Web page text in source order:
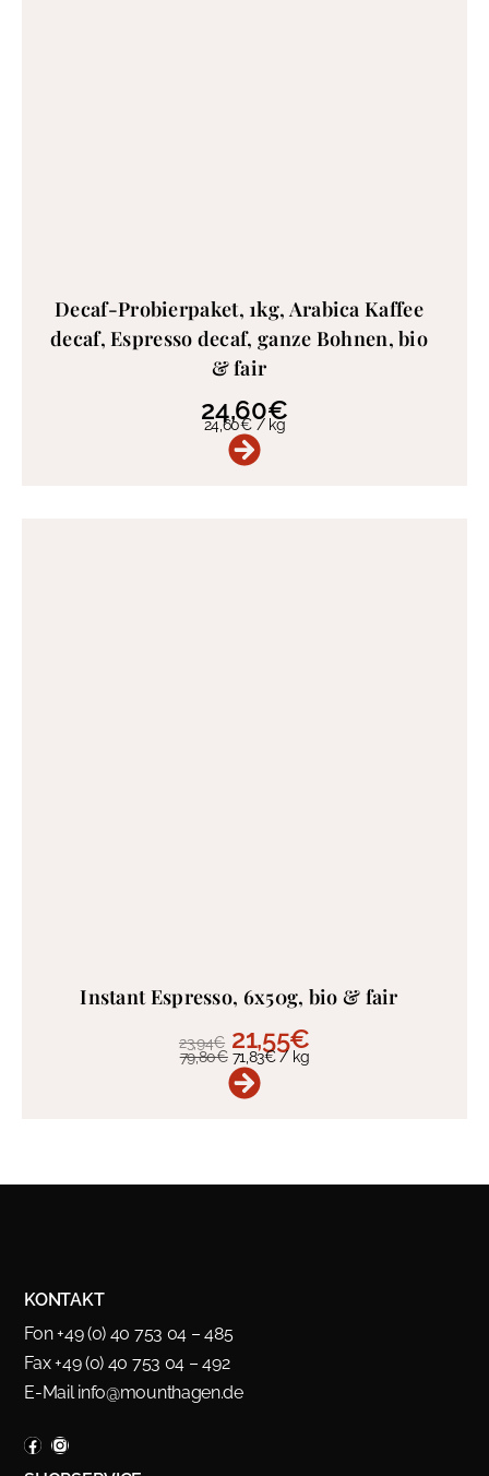
Decaf-Probierpaket, 1kg, Arabica Kaffee
decaf, Espresso decaf, ganze Bohnen, bio
& fair
24,60€
24,60€/ kg
Instant Espresso, 6x50g, bio & fair
23,94€ 21,55€
79,80€ 71,83€/ kg
KONTAKT
Fon +49 (0) 40 753 04 – 485
Fax +49 (0) 40 753 04 – 492
E-Mailinfo@mounthagen.de